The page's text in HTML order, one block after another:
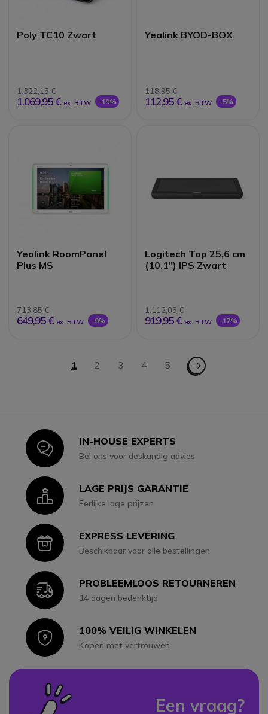
Poly TC10 Zwart
1.322,15 €
1.069,95 € ex. BTW -19%
Yealink BYOD-BOX
118,95 €
112,95 € ex. BTW -5%
Yealink RoomPanel
Plus MS
713,85 €
649,95 € ex. BTW -9%
Logitech Tap 25,6 cm
(10.1") IPS Zwart
1.112,05 €
919,95 € ex. BTW -17%
Pagina
U lees momenteel pagina
1 Pagina
2 Pagina
3 Pagina
4 Pagina
5 Pagina - Volgende
IconIN-HOUSE EXPERTS
Bel ons voor deskundig advies
IconLAGE PRIJS GARANTIE
Eerlijke lage prijzen
IconEXPRESS LEVERING
Beschikbaar voor alle bestellingen
IconPROBLEEMLOOS RETOURNEREN
14 dagen bedenktijd
Icon100% VEILIG WINKELEN
Kopen met vertrouwen
Een vraag?